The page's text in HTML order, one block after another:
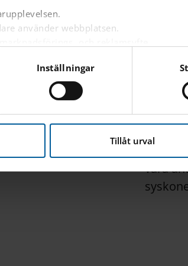
använder webbplatsen.
är inloggad eller inte.
innehåll från tredjepartsleverantörer
webbplats hanterar dina
Inställningar
Tillåt urval
Du
efter
vara